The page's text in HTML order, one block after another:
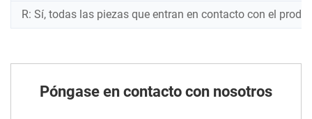
R: Sí, todas las piezas que entran en contacto con el
Póngase en contacto con nosotros